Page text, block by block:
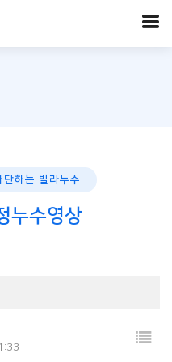
하는 빌라누수
누수영상